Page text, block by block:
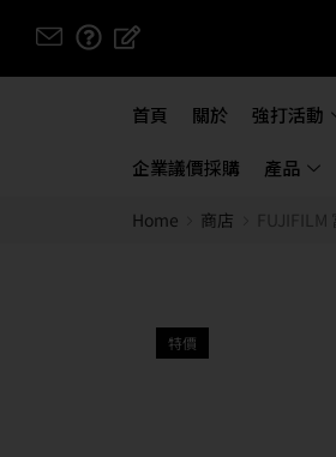
首頁 關於 強打活動
企業議價採購 產品
Home 商店
特價